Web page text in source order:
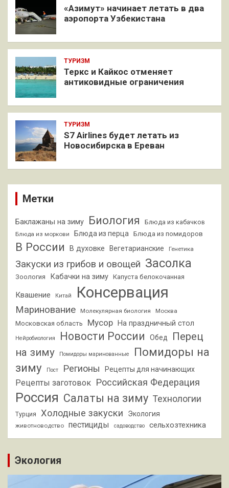
«Азимут» начинает летать в два
аэропорта Узбекистана
ТУРИЗМ
Теркс и Кайкос отменяет
антиковидные ограничения
ТУРИЗМ
S7 Airlines будет летать из
Новосибирска в Ереван
Метки
Баклажаны на зиму Биология Блюда из кабачков
Блюда из моркови Блюда из перца Блюда из помидоров
В России В духовке Вегетарианские Генетика
Закуски из грибов и овощей Засолка
Зоология Кабачки на зиму Капуста белокочанная
Квашение Китай Консервация
Маринование Молекулярная биология Москва
Московская область Мусор На праздничный стол
Нейробиология Новости России Обед
Перец
на зиму
Помидоры маринованные
Помидоры на
зиму
Пост Регионы Рецепты для начинающих
Рецепты заготовок Российская Федерация
Россия Салаты на зиму Технологии
Турция Холодные закуски Экология
животноводство пестициды садоводство сельхозтехника
Экология